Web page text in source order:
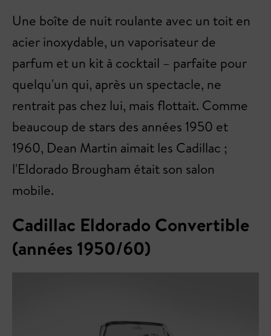
Une boîte de nuit roulante avec un toit en
acier inoxydable, un vaporisateur de
parfum et un kit à cocktail – parfaite pour
quelqu'un qui, après un spectacle, ne
rentrait pas chez lui, mais flottait. Comme
beaucoup de stars des années 1950 et
1960, Dean Martin aimait les Cadillac ;
l'Eldorado Brougham était son salon
mobile.
Cadillac Eldorado Convertible
(années 1950/60)